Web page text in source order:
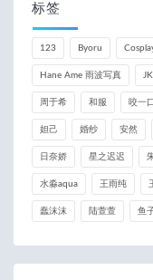
标签
123 Byoru
Hane Ame 雨波写真 JK
周于希 和服 咬一
妲己 婚纱 安然
日奈娇 星之迟迟
水淼aqua 王雨纯
蠢沫沫 陆萱萱 鱼